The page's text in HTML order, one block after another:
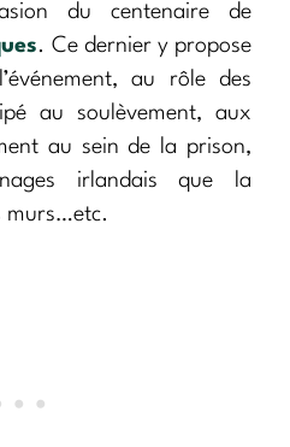
du centenaire de
. Ce dernier y propose
au rôle des
au soulèvement, aux
au sein de la prison,
irlandais que la
murs…etc.